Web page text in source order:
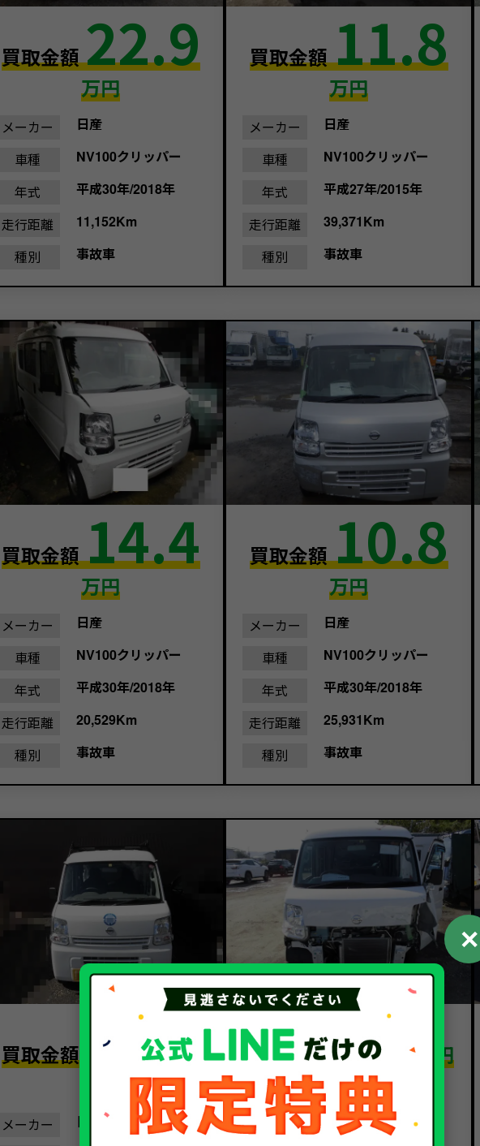
買取金額22.9
万円
メーカー
日産
車種
NV100クリッパー
年式
平成30年/2018年
走行距離
11,152Km
種別
事故車
買取金額11.8
万円
メーカー
日産
車種
NV100クリッパー
年式
平成27年/2015年
走行距離
39,371Km
種別
事故車
買取金額14.4
万円
メーカー
日産
車種
NV100クリッパー
年式
平成30年/2018年
走行距離
20,529Km
種別
事故車
買取金額10.8
万円
メーカー
日産
車種
NV100クリッパー
年式
平成30年/2018年
走行距離
25,931Km
種別
事故車
買取金額 11.1
メーカー
日産
買取金額5.3 万円
メーカー
日産
NV100クリッパー
✕